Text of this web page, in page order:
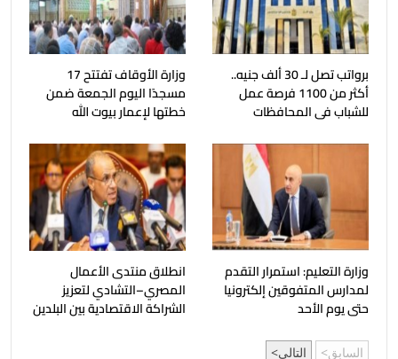
برواتب تصل لـ 30 ألف جنيه..
أكثر من 1100 فرصة عمل
للشباب فى المحافظات
وزارة الأوقاف تفتتح 17
مسجدًا اليوم الجمعة ضمن
خطتها لإعمار بيوت الله
وزارة التعليم: استمرار التقدم
لمدارس المتفوقين إلكترونيا
حتى يوم الأحد
انطلاق منتدى الأعمال
المصري–التشادي لتعزيز
الشراكة الاقتصادية بين البلدين
السابق التالي